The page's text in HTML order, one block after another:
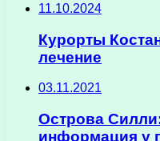
11.10.2024
Курорты
лечение
03.11.2021
Острова
информация у